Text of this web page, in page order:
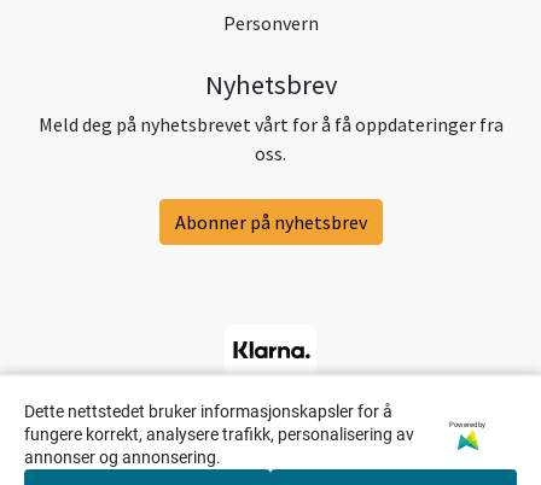
Dette nettstedet bruker informasjonskapsler for å
fungere korrekt, analysere trafikk, personalisering av
annonser og annonsering.
Powered by
Personvern
Nyhetsbrev
Meld deg på nyhetsbrevet vårt for å få oppdateringer fra
oss.
Abonner på nyhetsbrev